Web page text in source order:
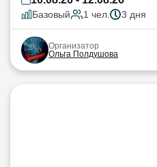
Базовый 1 чел. 3 дня
Организатор
Ольга Полдушова